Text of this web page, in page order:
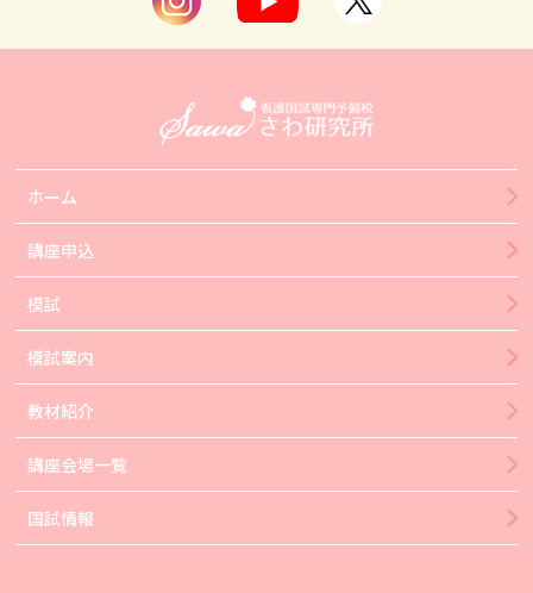
ホーム
講座申込
模試
模試案内
教材紹介
講座会場一覧
国試情報